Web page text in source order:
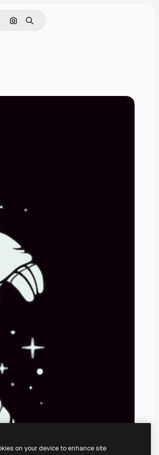
Cerca per immagine
Ricerca
on your device to enhance site